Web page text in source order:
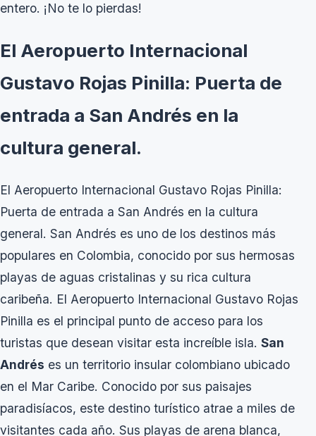
entero. ¡No te lo pierdas!
El Aeropuerto Internacional
Gustavo Rojas Pinilla: Puerta de
entrada a San Andrés en la
cultura general.
El Aeropuerto Internacional Gustavo Rojas Pinilla:
Puerta de entrada a San Andrés en la cultura
general. San Andrés es uno de los destinos más
populares en Colombia, conocido por sus hermosas
playas de aguas cristalinas y su rica cultura
caribeña. El Aeropuerto Internacional Gustavo Rojas
Pinilla es el principal punto de acceso para los
turistas que desean visitar esta increíble isla. San
Andrés es un territorio insular colombiano ubicado
en el Mar Caribe. Conocido por sus paisajes
paradisíacos, este destino turístico atrae a miles de
visitantes cada año. Sus playas de arena blanca,